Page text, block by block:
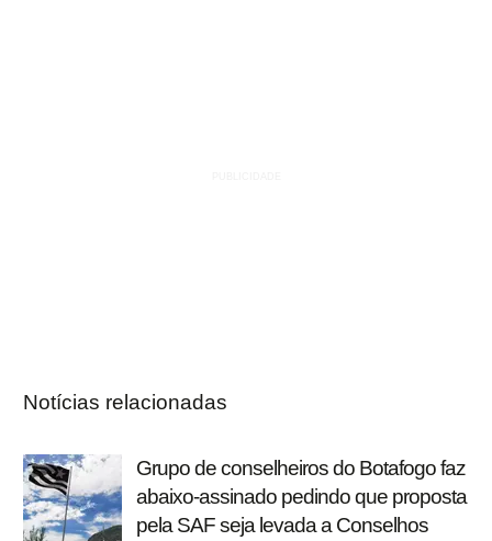
Notícias relacionadas
Grupo de conselheiros do Botafogo faz
abaixo-assinado pedindo que proposta
pela SAF seja levada a Conselhos